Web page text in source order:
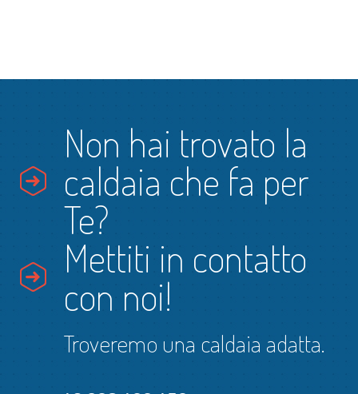
Non hai trovato la
caldaia che fa per
Te?
Mettiti in contatto
con noi!
Troveremo una caldaia adatta.